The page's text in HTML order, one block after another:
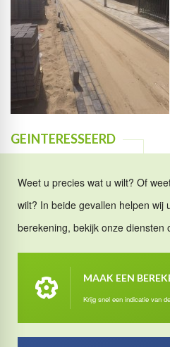
GEINTERESSEERD
Weet u precies wat u wilt? Of
wilt? In beide gevallen helpen wij
berekening, bekijk onze diensten
MAAK EEN
Krijg snel een indicatie van